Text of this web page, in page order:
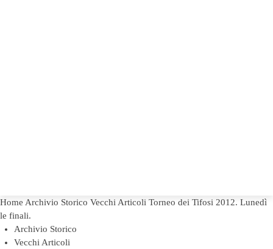
Home Archivio Storico Vecchi Articoli Torneo dei Tifosi 2012. Lunedì
le finali.
Archivio Storico
Vecchi Articoli